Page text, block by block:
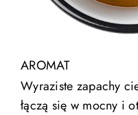
AROMAT
Wyraziste zapachy
łączą się w mocny i